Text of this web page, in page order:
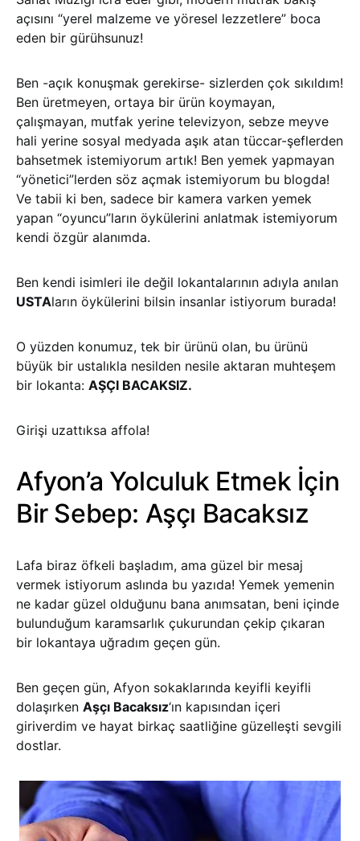
açısını “yerel malzeme ve yöresel lezzetlere” boca
eden bir gürühsunuz!
Ben -açık konuşmak gerekirse- sizlerden çok sıkıldım!
Ben üretmeyen, ortaya bir ürün koymayan,
çalışmayan, mutfak yerine televizyon, sebze meyve
hali yerine sosyal medyada aşık atan tüccar-şeflerden
bahsetmek istemiyorum artık! Ben yemek yapmayan
“yönetici”lerden söz açmak istemiyorum bu blogda!
Ve tabii ki ben, sadece bir kamera varken yemek
yapan “oyuncu”ların öykülerini anlatmak istemiyorum
kendi özgür alanımda.
Ben kendi isimleri ile değil lokantalarının adıyla anılan
USTAların öykülerini bilsin insanlar istiyorum burada!
O yüzden konumuz, tek bir ürünü olan, bu ürünü
büyük bir ustalıkla nesilden nesile aktaran muhteşem
bir lokanta: AŞÇI BACAKSIZ.
Girişi uzattıksa affola!
Afyon’a Yolculuk Etmek İçin
Bir Sebep: Aşçı Bacaksız
Lafa biraz öfkeli başladım, ama güzel bir mesaj
vermek istiyorum aslında bu yazıda! Yemek yemenin
ne kadar güzel olduğunu bana anımsatan, beni içinde
bulunduğum karamsarlık çukurundan çekip çıkaran
bir lokantaya uğradım geçen gün.
Ben geçen gün, Afyon sokaklarında keyifli keyifli
dolaşırken Aşçı Bacaksız‘ın kapısından içeri
giriverdim ve hayat birkaç saatliğine güzelleşti sevgili
dostlar.